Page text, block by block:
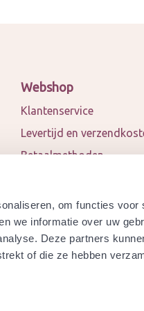
om functies voor
we informatie over uw
Deze partners
of die ze hebben
Webshop
Klantenservice
Levertijd en
Betaalmethoden
Privacy policy
Retourneren
Garantie